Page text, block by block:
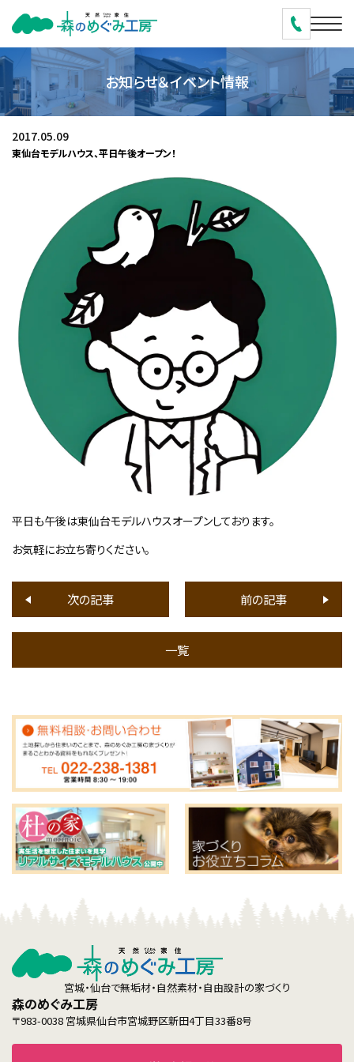
お知らせ＆イベント情報
2017.05.09
東仙台モデルハウス、平日午後オープン！
平日も午後は東仙台モデルハウスオープンしております。
お気軽にお立ち寄りください。
次の記事
一覧
前の記事
宮城・仙台で無垢材・自然素材・自由設計の家づくり
森のめぐみ工房
〒983-0038 宮城県仙台市宮城野区新田4丁目33番8号